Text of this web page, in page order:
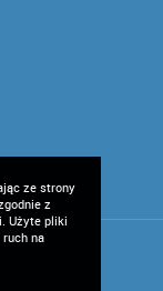
ze strony
z
Użyte pliki
na